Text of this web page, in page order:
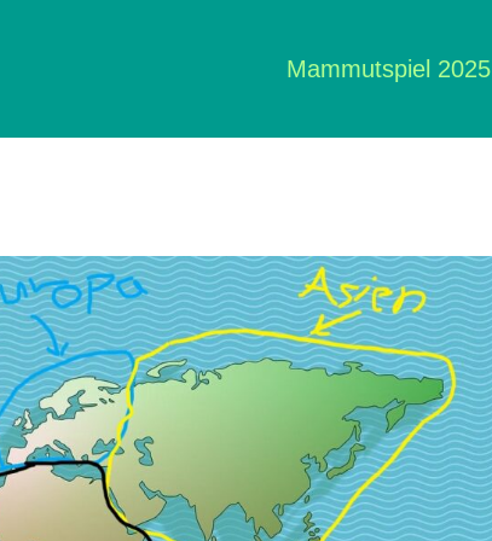
Mammutspiel 2025